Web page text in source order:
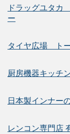
ドラッグユタカ
ー
タイヤ広場 ト
厨房機器キッチ
日本製インナー
レンコン専門店